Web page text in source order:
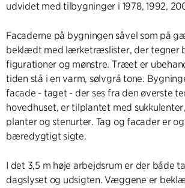
udvidet med tilbygninger i 1978, 1992,
Facaderne på bygningen såvel som på
beklædt med lærketræslister, der tegner
figurationer og mønstre. Træet er
tiden stå i en varm, sølvgrå tone.
facade - taget - der ses fra den øverste
hovedhuset, er tilplantet med
planter og stenurter. Tag og facader er
bæredygtigt sigte.
I det 3,5 m høje arbejdsrum er der både
dagslyset og udsigten. Væggene er